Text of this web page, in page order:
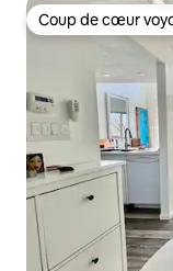
Coup de cœur
Coup de cœur